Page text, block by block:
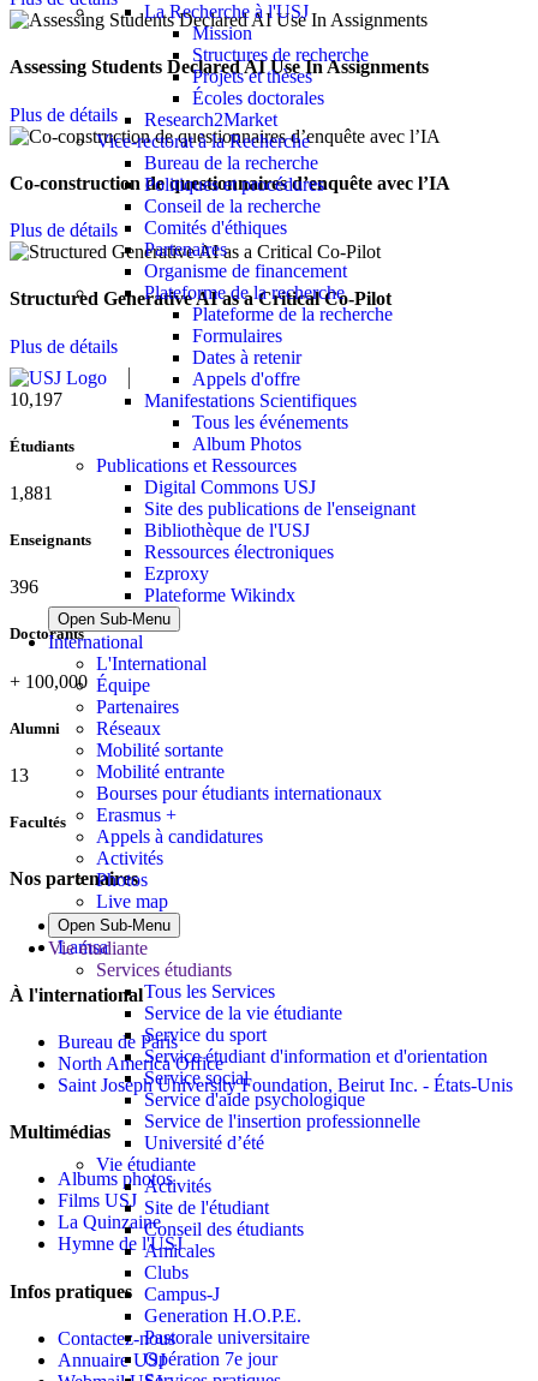
La Recherche à l'USJ
Mission
Structures de recherche
Projets et thèses
Écoles doctorales
Research2Market
Vice-rectorat à la Recherche
Bureau de la recherche
Politiques et procédures
Conseil de la recherche
Comités d'éthiques
Partenaires
Organisme de financement
Plateforme de la recherche
Plateforme de la recherche
Formulaires
Dates à retenir
Appels d'offre
Manifestations Scientifiques
Tous les événements
Album Photos
Publications et Ressources
Digital Commons USJ
Site des publications de l'enseignant
Bibliothèque de l'USJ
Ressources électroniques
Ezproxy
Plateforme Wikindx
Open Sub-Menu
International
L'International
Équipe
Partenaires
Réseaux
Mobilité sortante
Mobilité entrante
Bourses pour étudiants internationaux
Erasmus +
Appels à candidatures
Activités
Photos
Live map
Open Sub-Menu
Vie étudiante
Services étudiants
Tous les Services
Service de la vie étudiante
Service du sport
Service étudiant d'information et d'orientation
Service social
Service d'aide psychologique
Service de l'insertion professionnelle
Université d’été
Vie étudiante
Activités
Site de l'étudiant
Conseil des étudiants
Amicales
Clubs
Campus-J
Generation H.O.P.E.
Pastorale universitaire
Opération 7e jour
Assessing Students Declared AI Use In Assignments
Plus de détails
Co-construction de questionnaires d’enquête avec l’IA
Plus de détails
Structured Generative AI as a Critical Co-Pilot
Plus de détails
11,433
Étudiants
2,109
Enseignants
437
Doctorants
+ 100,000
Alumni
13
Facultés
Nos partenaires
Al Mazeed
Lamsa
À l'international
Bureau de Paris
North America Office
Saint Joseph University Foundation, Beirut Inc. - États-Unis
Multimédias
Albums photos
Films USJ
La Quinzaine
Hymne de l'USJ
Infos pratiques
Contactez-nous
Annuaire USJ